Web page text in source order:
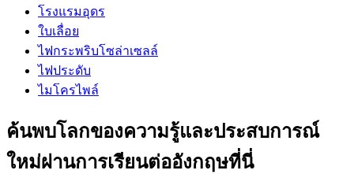
โรงแรมอุดร
ใบเลื่อย
ไฟกระพริบโซล่าเซลล์
ไฟประดับ
ไมโครไพล์
ค้นพบโลกของความรู้และประสบการณ์
ใหม่ผ่านการเรียนต่ออังกฤษที่นี่